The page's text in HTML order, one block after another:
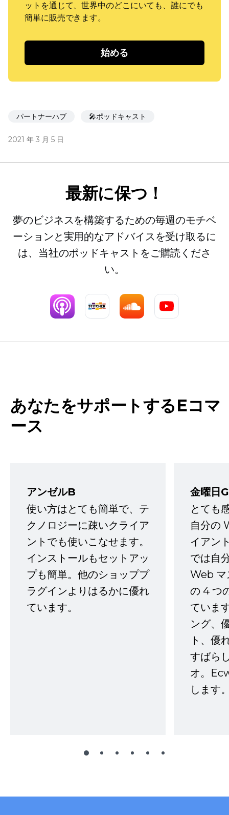
ットを通じて、世界中のどこにいても、誰にでも
簡単に販売できます。
始める
パートナーハブ 🎤ポッドキャスト
2021 年 3 月 5 日
最新に保つ！
夢のビジネスを構築するための毎週のモチベ
ーションと実用的なアドバイスを受け取るに
は、当社のポッドキャストをご購読くださ
い。
あなたをサポートするEコマ
ース
アンゼルB
使い方はとても簡単で、テ
クノロジーに疎いクライア
ントでも使いこなせます。
インストールもセットアッ
プも簡単。他のショッププ
ラグインよりはるかに優れ
ています。
金曜日G
とても
自分の
イアン
では自
Web マ
の 4 つ
ていま
ング、
ト、優
すばら
オ。
します